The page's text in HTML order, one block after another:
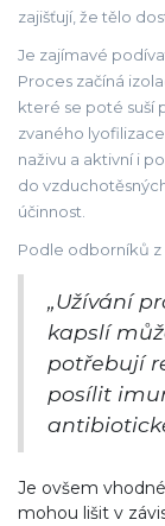
zajišťují, že tělo
Je zajímavé
Proces začíná
které se poté suší
zvaného
naživu a aktivní i
do
účinnost.
Podle odborníků z
„Užívání
kapslí
potřebují
posílit
Je ovšem
mohou lišit v